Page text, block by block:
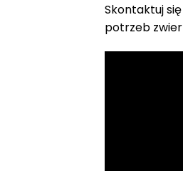
Skontaktuj
potrzeb